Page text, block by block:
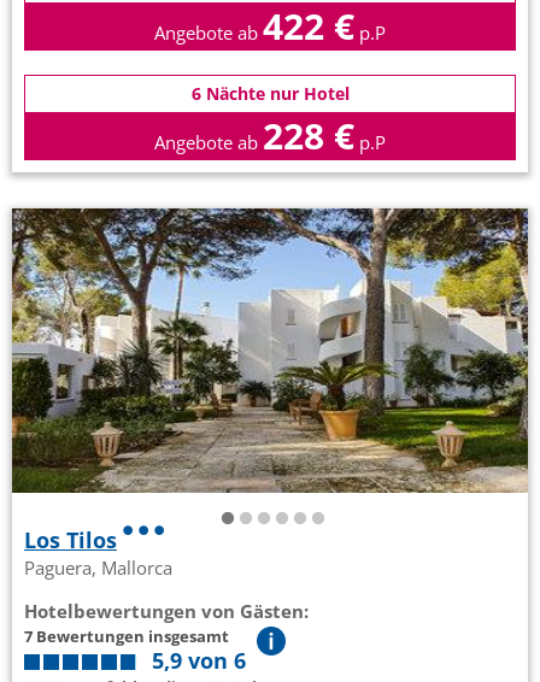
Angebote ab 422 € p.P
6 Nächte nur Hotel
Angebote ab 228 € p.P
Los Tilos
Paguera, Mallorca
Hotelbewertungen von Gästen:
7 Bewertungen insgesamt
5,9 von 6